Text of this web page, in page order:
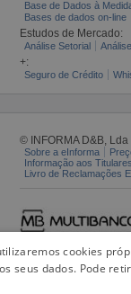
Base de Dados à
Bases de dados on-line
Estudos de Mercado:
Análise Setorial
+:
Seguro de Crédito
© INFORMA D&B, Lda
Sobre a eInforma
Informação aos
Livro de Reclamações
cookies
seus dados. Pode